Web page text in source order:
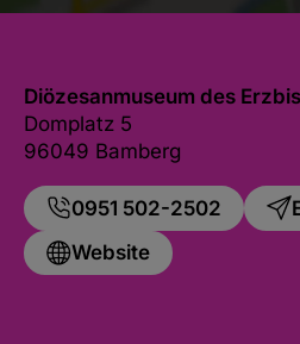
Diözesanmuseum des
Domplatz 5
96049 Bamberg
0951 502-2502
Website